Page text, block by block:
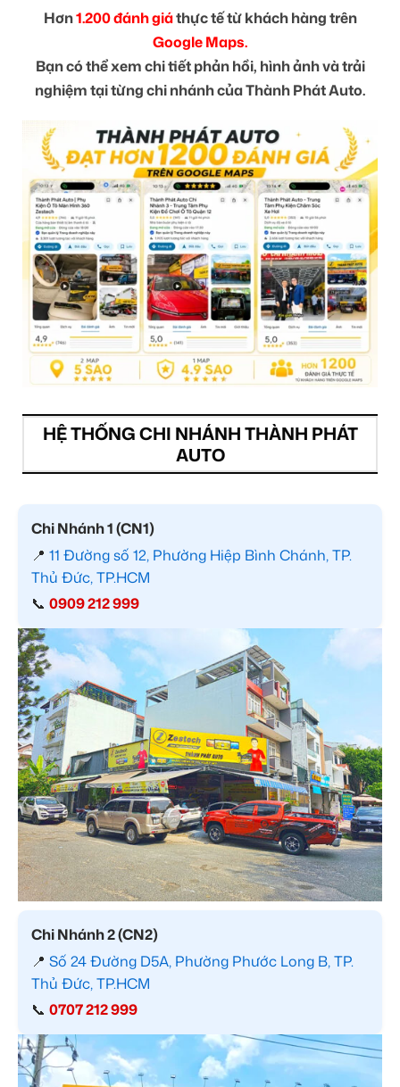
Hơn1.200 đánh giáthực tế từ khách hàng trên
Google Maps.
Bạn có thể xem chi tiết phản hồi, hình ảnh và trải
nghiệm tại từng chi nhánh của Thành Phát Auto.
HỆ THỐNG CHI NHÁNH THÀNH PHÁT
AUTO
Chi Nhánh 1 (CN1)
📍 11 Đường số 12, Phường Hiệp Bình Chánh, TP.
Thủ Đức, TP.HCM
📞 0909 212 999
Chi Nhánh 2 (CN2)
📍 Số 24 Đường D5A, Phường Phước Long B, TP.
Thủ Đức, TP.HCM
📞 0707 212 999